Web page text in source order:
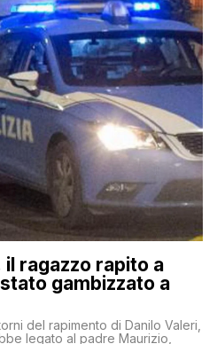
il ragazzo rapito a
gambizzato a
del rapimento di Danilo Valeri,
legato al padre Maurizio,